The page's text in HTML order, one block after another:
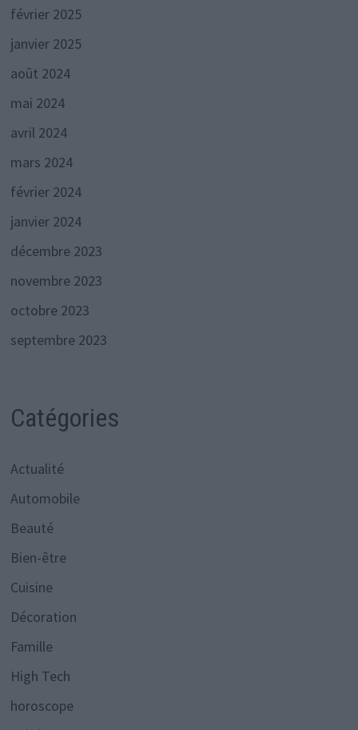
février 2025
janvier 2025
août 2024
mai 2024
avril 2024
mars 2024
février 2024
janvier 2024
décembre 2023
novembre 2023
octobre 2023
septembre 2023
Catégories
Actualité
Automobile
Beauté
Bien-être
Cuisine
Décoration
Famille
High Tech
horoscope